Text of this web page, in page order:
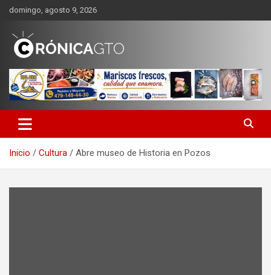
Saltar
contenido
domingo, agosto 9, 2026
CRONICA GUANAJUATO
Inicio Cultura Abre museo de Historia en Pozos